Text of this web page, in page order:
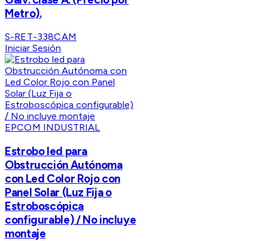
Metro).
S-RET-338CAM
Iniciar Sesión
EPCOM INDUSTRIAL
Estrobo led para
Obstrucción Autónoma
con Led Color Rojo con
Panel Solar (Luz Fija o
Estroboscópica
configurable) / No incluye
montaje